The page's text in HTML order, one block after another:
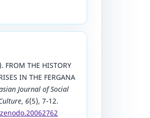
THE HISTORY
IN THE FERGANA
Journal of Social
, 6(5), 7-12.